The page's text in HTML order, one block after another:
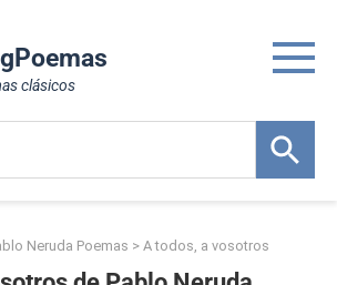
clásicos
Neruda Poemas > A todos, a vosotros